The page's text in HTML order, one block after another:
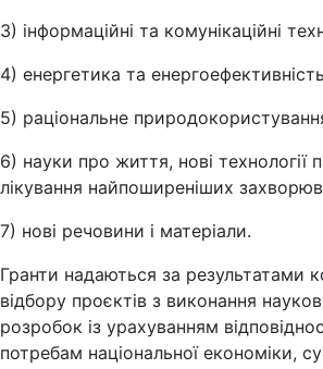
3) інформаційні та комунікаційні
4) енергетика та
5) раціональне
6) науки про життя, нові технології
лікування найпоширеніших
7) нові речовини і матеріали.
Гранти надаються за результатами
відбору проєктів з виконання
розробок із урахуванням
потребам національної економіки,